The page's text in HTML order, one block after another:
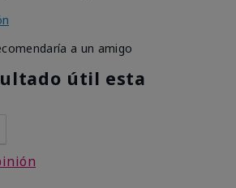
a un amigo
útil esta